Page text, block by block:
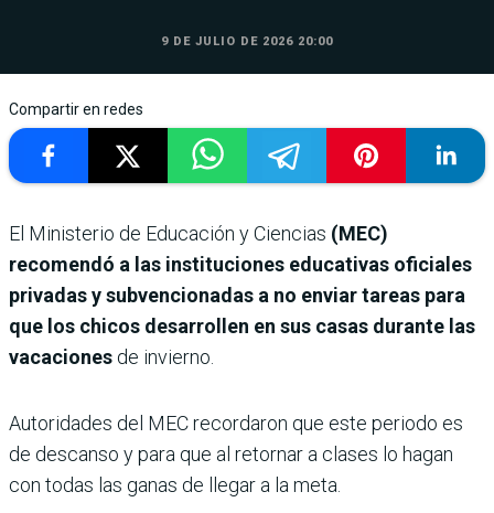
9 DE JULIO DE 2026 20:00
Compartir en redes
El Ministerio de Educación y Ciencias (MEC)
recomendó a las instituciones educativas oficiales
privadas y subvencionadas a no enviar tareas para
que los chicos desarrollen en sus casas durante las
vacaciones de invierno.
Autoridades del MEC recordaron que este periodo es
de descanso y para que al retornar a clases lo hagan
con todas las ganas de llegar a la meta.